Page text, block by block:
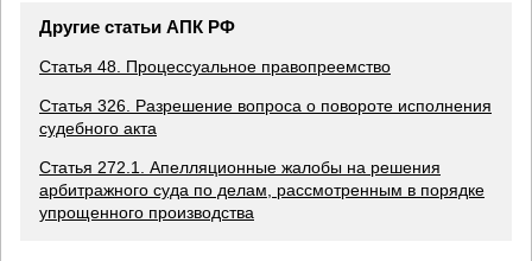
Другие статьи АПК РФ
Статья 48. Процессуальное правопреемство
Статья 326. Разрешение вопроса о повороте исполнения
судебного акта
Статья 272.1. Апелляционные жалобы на решения
арбитражного суда по делам, рассмотренным в порядке
упрощенного производства